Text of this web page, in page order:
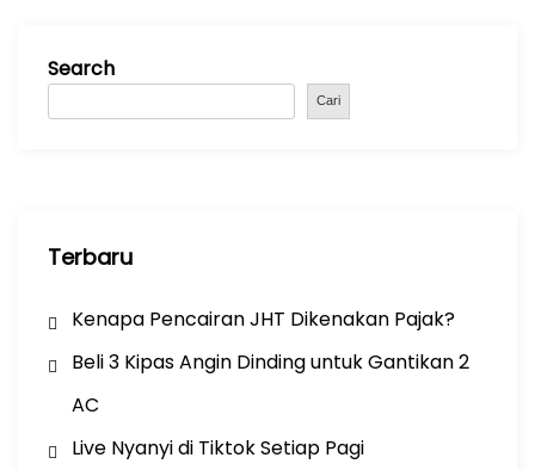
o
o
p
p
m
Search
Cari
Terbaru
Kenapa Pencairan JHT Dikenakan Pajak?
Beli 3 Kipas Angin Dinding untuk Gantikan 2
AC
Live Nyanyi di Tiktok Setiap Pagi